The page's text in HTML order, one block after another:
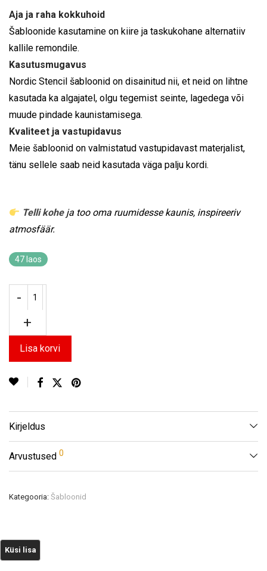
Aja ja raha kokkuhoid
Šabloonide kasutamine on kiire ja taskukohane alternatiiv
kallile remondile.
Kasutusmugavus
Nordic Stencil šabloonid on disainitud nii, et neid on lihtne
kasutada ka algajatel, olgu tegemist seinte, lagedega või
muude pindade kaunistamisega.
Kvaliteet ja vastupidavus
Meie šabloonid on valmistatud vastupidavast materjalist,
tänu sellele saab neid kasutada väga palju kordi.
Telli koheja too oma ruumidesse kaunis, inspireeriv
atmosfäär.
47 laos
Lisa korvi
Kirjeldus
Arvustused 0
Kategooria: Šabloonid